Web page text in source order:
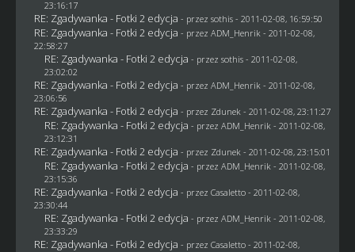
23:16:17
RE: Zgadywanka - Fotki 2 edycja - przez sothis- 2011-02-08, 16:59:50
RE: Zgadywanka - Fotki 2 edycja - przez ADM_Henrik - 2011-02-08,
22:58:27
RE: Zgadywanka - Fotki 2 edycja - przez sothis- 2011-02-08,
23:02:02
RE: Zgadywanka - Fotki 2 edycja - przez ADM_Henrik - 2011-02-08,
23:06:56
RE: Zgadywanka - Fotki 2 edycja - przez Zdunek - 2011-02-08, 23:11:27
RE: Zgadywanka - Fotki 2 edycja - przez ADM_Henrik - 2011-02-08,
23:12:31
RE: Zgadywanka - Fotki 2 edycja - przez Zdunek - 2011-02-08, 23:15:01
RE: Zgadywanka - Fotki 2 edycja - przez ADM_Henrik - 2011-02-08,
23:15:36
RE: Zgadywanka - Fotki 2 edycja - przez Casaletto- 2011-02-08,
23:30:44
RE: Zgadywanka - Fotki 2 edycja - przez ADM_Henrik - 2011-02-08,
23:33:29
RE: Zgadywanka - Fotki 2 edycja - przez Casaletto- 2011-02-08,